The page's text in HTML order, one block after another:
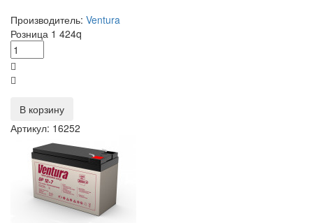
Производитель: Ventura
Розница 1 424q
В корзину
Артикул: 16252